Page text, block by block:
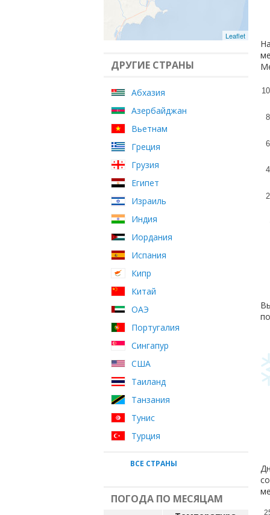
Leaflet
ДРУГИЕ СТРАНЫ
Абхазия
Азербайджан
Вьетнам
Греция
Грузия
Египет
Израиль
Индия
Иордания
Испания
Кипр
Китай
ОАЭ
Португалия
Сингапур
США
Таиланд
Танзания
Тунис
Турция
ВСЕ СТРАНЫ
ПОГОДА ПО МЕСЯЦАМ